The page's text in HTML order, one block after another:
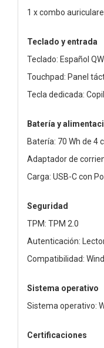
1 x combo
Teclado y entrada
Teclado: Español
Touchpad: Panel
Tecla dedicada:
Batería y
Batería: 70 Wh de 4
Adaptador de
Carga: USB-C con
Seguridad
TPM: TPM 2.0
Autenticación:
Compatibilidad:
Sistema operativo
Sistema operativo:
Certificaciones